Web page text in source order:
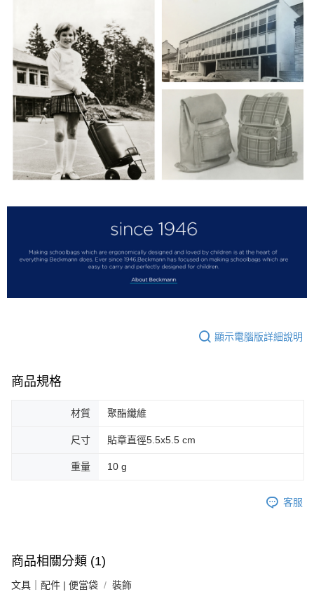
顯示電腦版詳細說明
商品規格
材質 聚酯纖維
尺寸 貼章直徑5.5x5.5 cm
重量 10 g
客服
商品相關分類 (1)
文具｜配件 | 便當袋 裝飾